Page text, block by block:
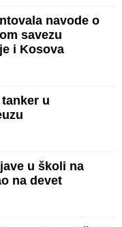
navode o
savezu
i Kosova
u
u školi na
na devet